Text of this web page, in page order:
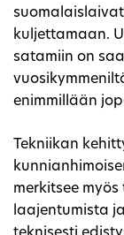
kuljettamaan.
satamiin on
enimmillään
Tekniikan
merkitsee
laajentumista